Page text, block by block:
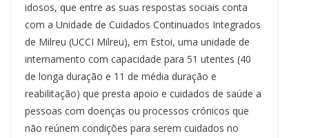
idosos, que entre as suas respostas sociais conta
com a Unidade de Cuidados Continuados Integrados
de Milreu (UCCI Milreu), em Estoi, uma unidade de
internamento com capacidade para 51 utentes (40
de longa duração e 11 de média duração e
reabilitação) que presta apoio e cuidados de saúde a
pessoas com doenças ou processos crónicos que
não reúnem condições para serem cuidados no